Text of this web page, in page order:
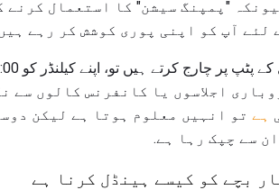
"پمپنگ سیشن" کا استعمال
لئے آپ کو اپنی پوری کوشش کر رہے
اجلاسوں یا کانفرنس کالوں سے
ہے تو انہیں معلوم ہوتا ہے لیکن
سے چپک رہا ہے.
بچے کو کیسے ہینڈل کرنا ہے